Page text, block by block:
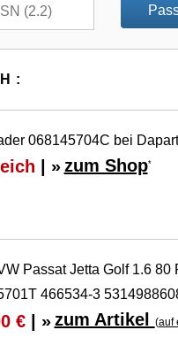
068145704C bei
| » zum Shop*
Passat Jetta Golf 1.6 80
466534-3
€| » zum Artikel (auf